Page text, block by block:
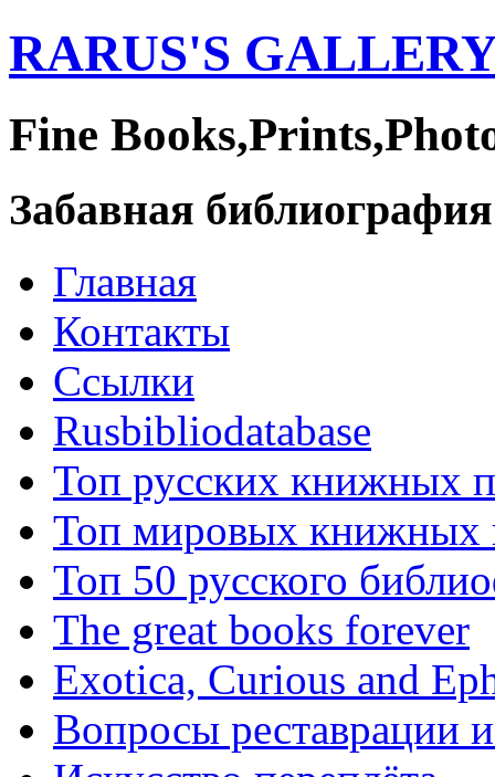
RARUS'S
Fine
Забавная библиография
Главная
Контакты
Ссылки
Rusbibliodatabase
Топ русских книжных
Топ мировых книжных
Топ 50 русского
The great books forever
Exotica, Curious and
Вопросы реставрации